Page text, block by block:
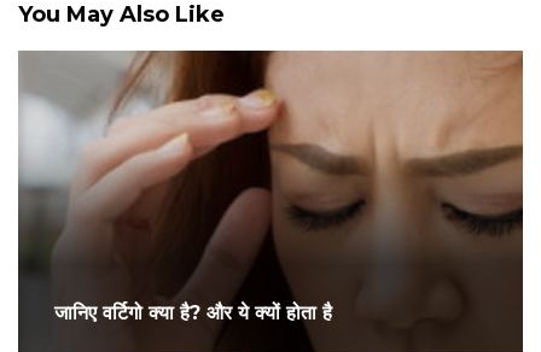
You May Also Like
जानिए वर्टिगो क्या है? और ये क्यों होता है